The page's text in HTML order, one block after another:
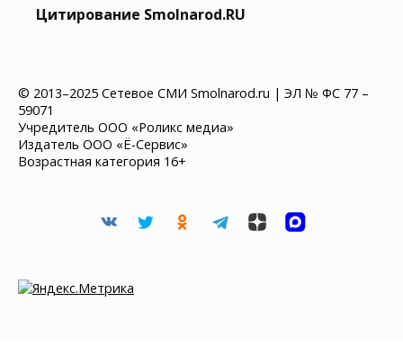
Цитирование Smolnarod.RU
© 2013–2025 Сетевое СМИ Smolnarod.ru | ЭЛ № ФС 77 –
59071
Учредитель ООО «Роликс медиа»
Издатель ООО «Ё-Сервис»
Возрастная категория 16+